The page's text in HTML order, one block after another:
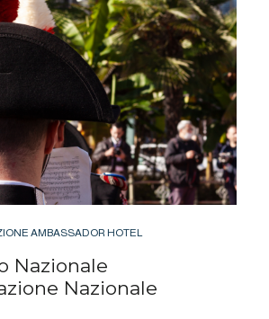
AMBASSADOR HOTEL
Nazionale
Nazionale